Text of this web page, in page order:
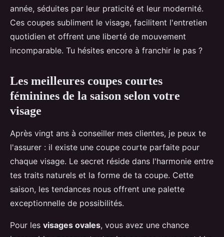
année, séduites par leur praticité et leur modernité.
Ces coupes subliment le visage, facilitent l'entretien
quotidien et offrent une liberté de mouvement
incomparable. Tu hésites encore à franchir le pas ?
Les meilleures coupes courtes
féminines de la saison selon votre
visage
Après vingt ans à conseiller mes clientes, je peux te
l'assurer : il existe une coupe courte parfaite pour
chaque visage. Le secret réside dans l'harmonie entre
tes traits naturels et la forme de ta coupe. Cette
saison, les tendances nous offrent une palette
exceptionnelle de possibilités.
Pour les visages ovales, vous avez une chance